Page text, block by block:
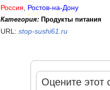
Россия
Ростов-на-Дону
Категория: Продукты питания
URL: stop-sushi61.ru
Оцените этот